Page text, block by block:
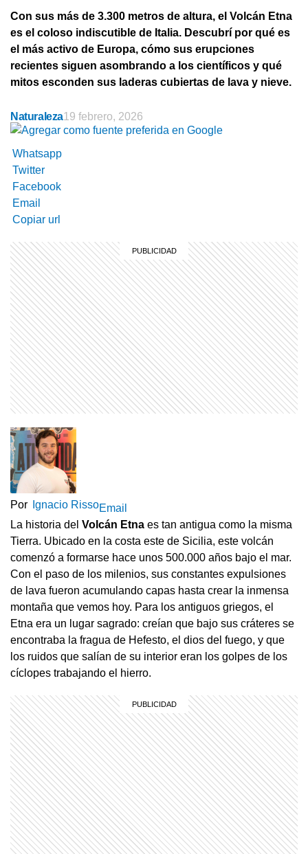
Con sus más de 3.300 metros de altura, el Volcán Etna
es el coloso indiscutible de Italia. Descubrí por qué es
el más activo de Europa, cómo sus erupciones
recientes siguen asombrando a los científicos y qué
mitos esconden sus laderas cubiertas de lava y nieve.
Naturaleza19 febrero, 2026
Whatsapp
Twitter
Facebook
Email
Copiar url
Por Ignacio RissoEmail
La historia del Volcán Etna es tan antigua como la misma
Tierra. Ubicado en la costa este de Sicilia, este volcán
comenzó a formarse hace unos 500.000 años bajo el mar.
Con el paso de los milenios, sus constantes expulsiones
de lava fueron acumulando capas hasta crear la inmensa
montaña que vemos hoy. Para los antiguos griegos, el
Etna era un lugar sagrado: creían que bajo sus cráteres se
encontraba la fragua de Hefesto, el dios del fuego, y que
los ruidos que salían de su interior eran los golpes de los
cíclopes trabajando el hierro.